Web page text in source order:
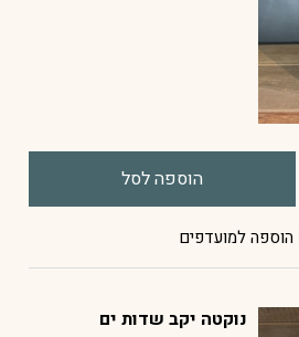
הוספה לסל
הוספה למועדפים
נוקטה יקב שדות ים